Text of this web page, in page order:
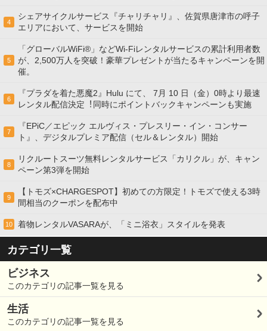
4
シェアサイクルサービス『チャリチャリ』、佐賀県唐津市の呼子
エリアにおいて、サービスを開始
5
「グローバルWiFi®」などWi-Fiレンタルサービスの累計利用者数
が、2,500万人を突破！豪華プレゼントが当たるキャンペーンを開
催。
6
『プラダを着た悪魔2』Hulu にて、 7⽉ 10 ⽇（金）0時より最速
レンタル配信決定︕同時にポイントバックキャンペーンも実施
7
『EPiC／エピック エルヴィス・プレスリー・イン・コンサー
ト』、デジタルプレミア配信（セル＆レンタル）開始
8
リクルートスーツ無料レンタルサービス「カリクル」が、キャン
ペーン第3弾を開始
9
【トモズ×CHARGESPOT】初めての方限定！トモズで使える3時
間相当のクーポンを配布中
10 着物レンタルVASARAが、「ミニ浴衣」スタイルを発表
カテゴリ一覧
ビジネス
このカテゴリの記事一覧を見る
生活
このカテゴリの記事一覧を見る